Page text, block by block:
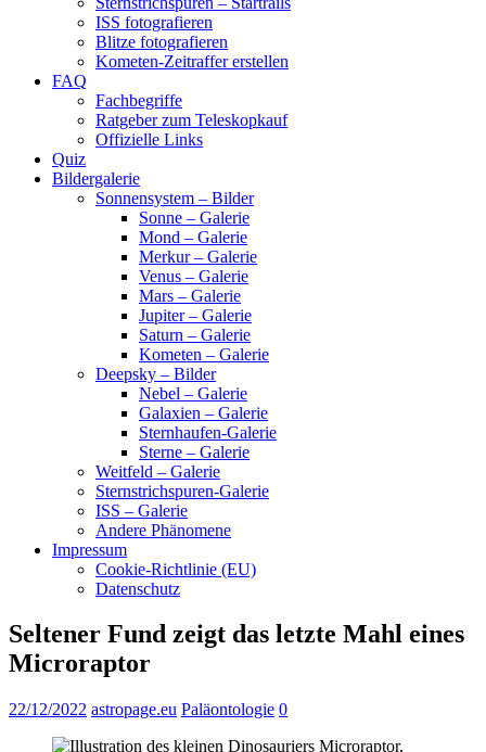
ISS fotografieren
Blitze fotografieren
Kometen-Zeitraffer erstellen
FAQ
Fachbegriffe
Ratgeber zum Teleskopkauf
Offizielle Links
Quiz
Bildergalerie
Sonnensystem – Bilder
Sonne – Galerie
Mond – Galerie
Merkur – Galerie
Venus – Galerie
Mars – Galerie
Jupiter – Galerie
Saturn – Galerie
Kometen – Galerie
Deepsky – Bilder
Nebel – Galerie
Galaxien – Galerie
Sternhaufen-Galerie
Sterne – Galerie
Weitfeld – Galerie
Sternstrichspuren-Galerie
ISS – Galerie
Andere Phänomene
Impressum
Cookie-Richtlinie (EU)
Datenschutz
Seltener Fund zeigt das letzte Mahl eines
Microraptor
22/12/2022 astropage.eu Paläontologie 0